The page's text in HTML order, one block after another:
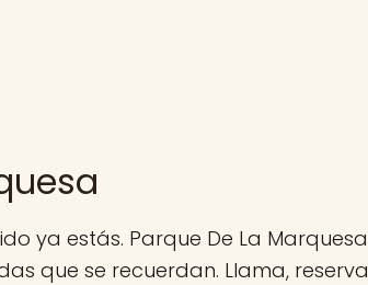
ya estás. Parque De La Marquesa
que se recuerdan. Llama, reserva